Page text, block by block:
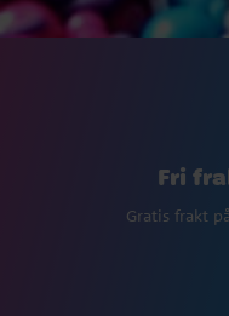
Fri
Gratis frakt